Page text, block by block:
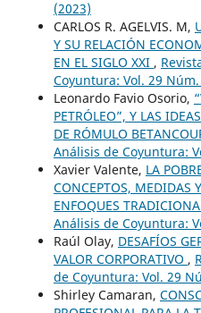
(2023)
CARLOS R. AGELVIS. M,
Y SU RELACIÓN
EN EL SIGLO XXI ,
Coyuntura: Vol. 29
Leonardo Favio Osorio,
PETRÓLEO”, Y LAS
DE RÓMULO
Análisis de Coyuntura:
Xavier Valente, LA
CONCEPTOS, MEDIDAS
ENFOQUES
Análisis de Coyuntura:
Raúl Olay, DESAFÍOS
VALOR CORPORATIVO ,
de Coyuntura: Vol. 29
Shirley Camaran,